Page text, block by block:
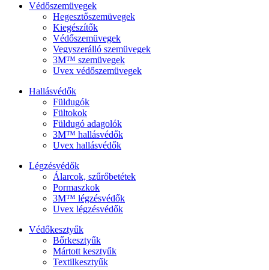
Védőszemüvegek
Hegesztőszemüvegek
Kiegészítők
Védőszemüvegek
Vegyszerálló szemüvegek
3M™ szemüvegek
Uvex védőszemüvegek
Hallásvédők
Füldugók
Fültokok
Füldugó adagolók
3M™ hallásvédők
Uvex hallásvédők
Légzésvédők
Álarcok, szűrőbetétek
Pormaszkok
3M™ légzésvédők
Uvex légzésvédők
Védőkesztyűk
Bőrkesztyűk
Mártott kesztyűk
Textilkesztyűk